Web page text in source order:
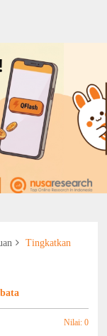
Tingkatkan
Nilai: 0